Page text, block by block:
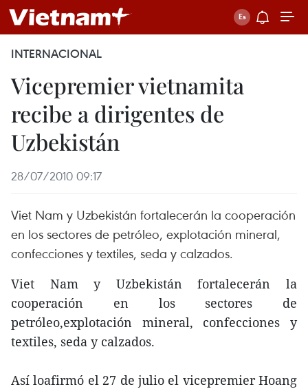
INTERNACIONAL
Vicepremier vietnamita
recibe a dirigentes de
Uzbekistán
28/07/2010 09:17
Viet Nam y Uzbekistán fortalecerán la cooperación
en los sectores de petróleo, explotación mineral,
confecciones y textiles, seda y calzados.
Viet Nam y Uzbekistán fortalecerán la
cooperación en los sectores de
petróleo,explotación mineral, confecciones y
textiles, seda y calzados.
Así loafirmó el 27 de julio el vicepremier Hoang